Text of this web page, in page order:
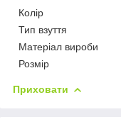
Колір
Тип взуття
Матеріал вироби
Розмір
Приховати